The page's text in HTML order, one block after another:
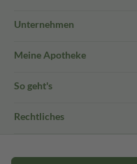
Unternehmen
Meine Apotheke
So geht's
Rechtliches